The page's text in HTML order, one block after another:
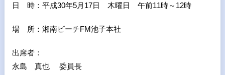
日 時：平成30年5月 17日 木曜日 午前11時～ 12時
場 所：湘南ビーチFM池子本社
出席者：
永島 真也 委員長